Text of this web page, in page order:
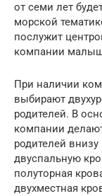
от семи лет
морской
послужит
компании
При наличии
выбирают
родителей. В
компании
родителей
двуспальную
полуторная
двухместная